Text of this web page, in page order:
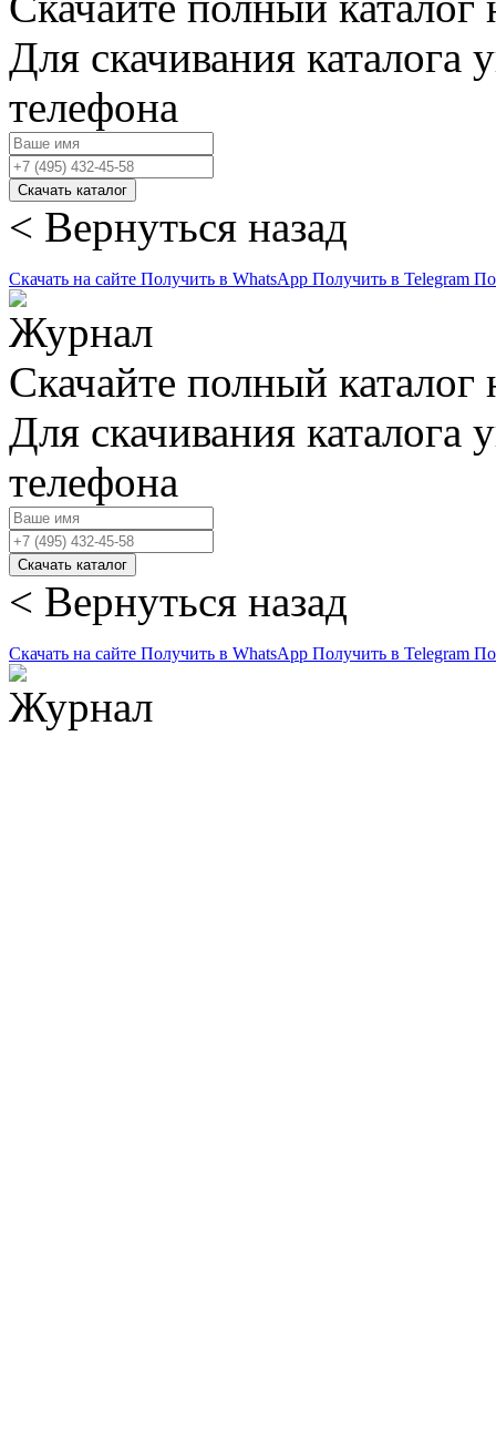
Для скачивания
телефона
Скачать каталог
< Вернуться назад
Скачать на сайте Получить в WhatsApp Получить в Telegram
Скачайте полный
Для скачивания
телефона
Скачать каталог
< Вернуться назад
Скачать на сайте Получить в WhatsApp Получить в Telegram